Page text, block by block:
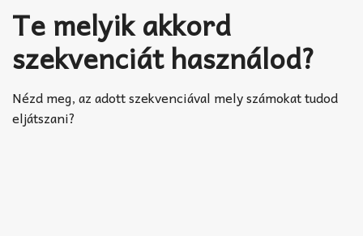
Te melyik akkord
szekvenciát használod?
Nézd meg, az adott szekvenciával mely számokat tudod
eljátszani?